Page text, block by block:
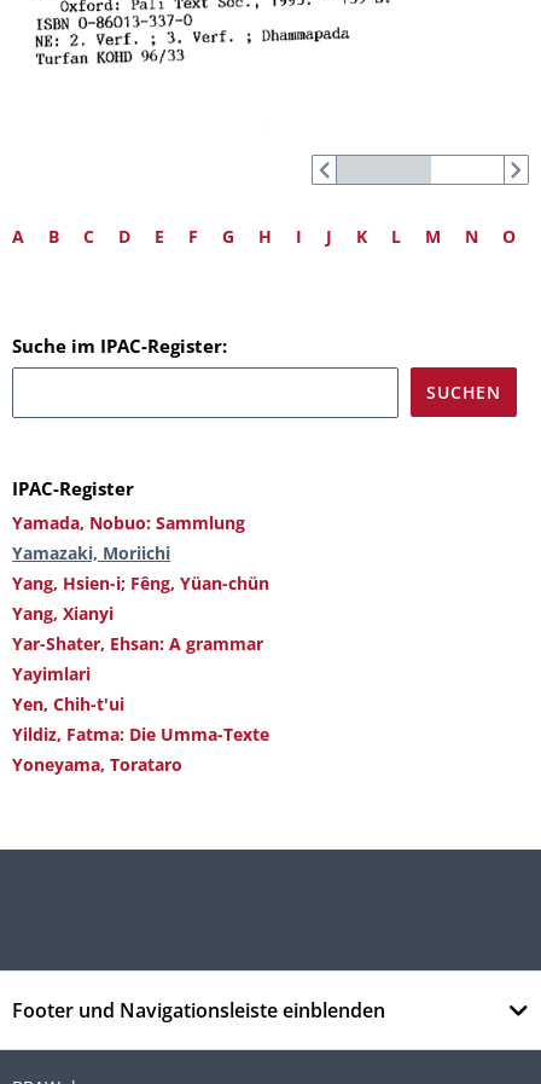
A B C D E F G H I J K L M N O
Suche im IPAC-Register:
IPAC-Register
Yamada, Nobuo: Sammlung
Yamazaki, Moriichi
Yang, Hsien-i; Fêng, Yüan-chün
Yang, Xianyi
Yar-Shater, Ehsan: A grammar
Yayimlari
Yen, Chih-t'ui
Yildiz, Fatma: Die Umma-Texte
Yoneyama, Torataro
Footer und Navigationsleiste einblenden